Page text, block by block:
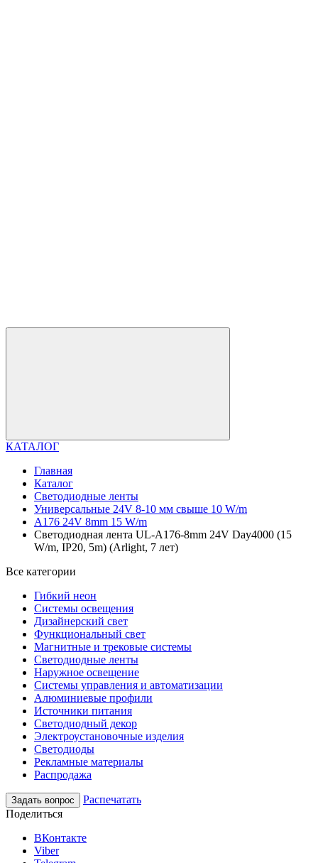
КАТАЛОГ
Главная
Каталог
Светодиодные ленты
Универсальные 24V 8-10 мм свыше 10 W/m
A176 24V 8mm 15 W/m
Светодиодная лента UL-A176-8mm 24V Day4000 (15
W/m, IP20, 5m) (Arlight, 7 лет)
Все категории
Гибкий неон
Системы освещения
Дизайнерский свет
Функциональный свет
Магнитные и трековые системы
Светодиодные ленты
Наружное освещение
Системы управления и автоматизации
Алюминиевые профили
Источники питания
Светодиодный декор
Электроустановочные изделия
Светодиоды
Рекламные материалы
Распродажа
Задать вопрос
Распечатать
Поделиться
ВКонтакте
Viber